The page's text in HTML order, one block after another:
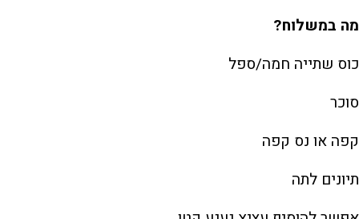
מה במשלוח?
כוס שתייה חמה/ספל
סוכר
קפה או נס קפה
תיונים לתה